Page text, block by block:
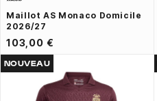
Maillot AS Monaco Domicile
2026/27
103,00 €
NOUVEAU